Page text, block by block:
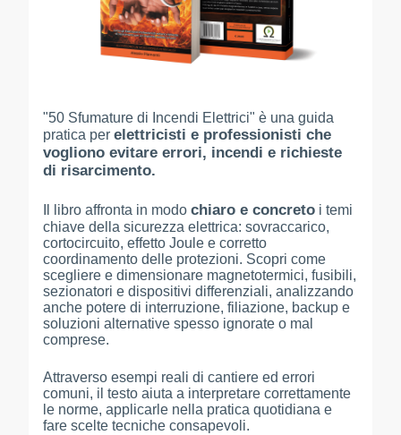
"50 Sfumature di Incendi Elettrici" è una guida
pratica per elettricisti e professionisti che
vogliono evitare errori, incendi e richieste
di risarcimento.
Il libro affronta in modo chiaro e concreto i temi
chiave della sicurezza elettrica: sovraccarico,
cortocircuito, effetto Joule e corretto
coordinamento delle protezioni. Scopri come
scegliere e dimensionare magnetotermici, fusibili,
sezionatori e dispositivi differenziali, analizzando
anche potere di interruzione, filiazione, backup e
soluzioni alternative spesso ignorate o mal
comprese.
Attraverso esempi reali di cantiere ed errori
comuni, il testo aiuta a interpretare correttamente
le norme, applicarle nella pratica quotidiana e
fare scelte tecniche consapevoli.